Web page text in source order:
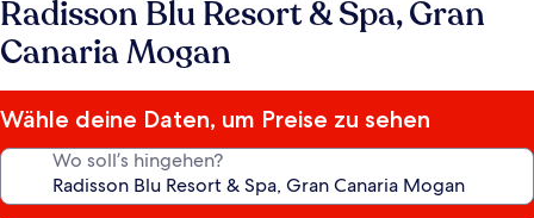
Radisson Blu Resort & Spa, Gran
Canaria Mogan
Wähle deine Daten, um Preise zu sehen
Wo soll’s hingehen?